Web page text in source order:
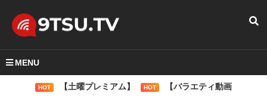
MENU
HOT 【土曜プレミアム】 HOT
【バラエティ動画